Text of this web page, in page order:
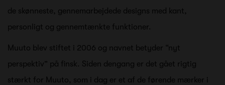
de skønneste, gennemarbejdede designs med kant,
personligt og gennemtænkte funktioner.
Muuto blev stiftet i 2006 og navnet betyder “nyt
perspektiv” på finsk. Siden dengang er det gået rigtig
stærkt for Muuto, som i dag er et af de førende mærker i